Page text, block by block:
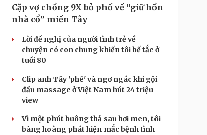
Cặp vợ chồng 9X bỏ phố về “giữ hồn
nhà cổ” miền Tây
Lời đề nghị của người tình trẻ về
chuyện có con chung khiến tôi bế tắc ở
tuổi 80
Clip anh Tây 'phê' và ngơ ngác khi gội
đầu massage ở Việt Nam hút 24 triệu
view
Vì một phút buông thả sau hơi men, tôi
bàng hoàng phát hiện mắc bệnh tình